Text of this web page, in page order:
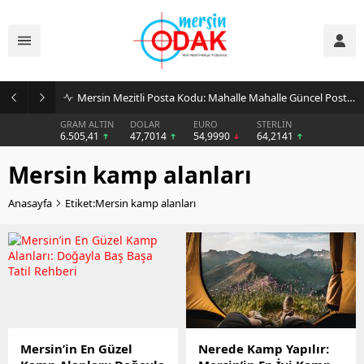
Mersin Mezitli Posta Kodu: Mahalle Mahalle Güncel Posta Kodu Rehberi
GRAM ALTIN
6.505,41
DOLAR
47,7014
EURO
54,9990
STERLİN
64,2141
Mersin kamp alanları
Anasayfa Etiket:Mersin kamp alanları
Mersin’in En Güzel
Nerede Kamp Yapılır: